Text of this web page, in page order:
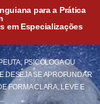
para a Prática
em Especializações
PSICÓLOGA OU
DESEJA SE APROFUNDAR
FORMA CLARA, LEVE E